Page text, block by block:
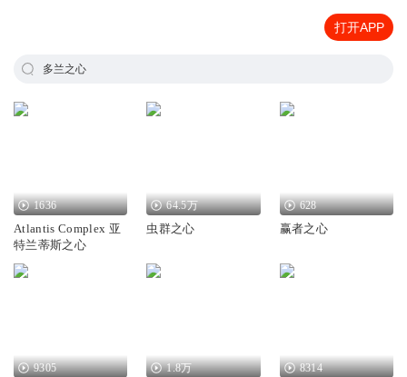
打开APP
多兰之心
1636
Atlantis Complex 亚
特兰蒂斯之心
64.5万
虫群之心
628
赢者之心
9305 1.8万 8314